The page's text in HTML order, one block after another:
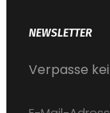
NEWSLETTER
Verpasse